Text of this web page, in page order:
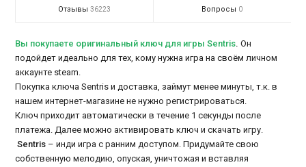
Отзывы 36223 Вопросы 0
Вы покупаете оригинальный ключ для игры Sentris. Он
подойдет идеально для тех, кому нужна игра на своём личном
аккаунте steam.
Покупка ключа Sentris и доставка, займут менее минуты, т.к. в
нашем интернет-магазине не нужно регистрироваться.
Ключ приходит автоматически в течение 1 секунды после
платежа. Далее можно активировать ключ и скачать игру.
Sentris – инди игра с ранним доступом. Придумайте свою
собственную мелодию, опуская, уничтожая и вставляя